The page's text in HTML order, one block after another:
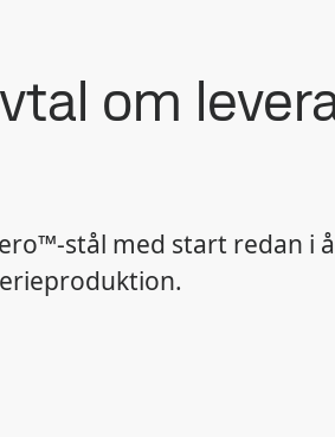
om
stål med start redan i